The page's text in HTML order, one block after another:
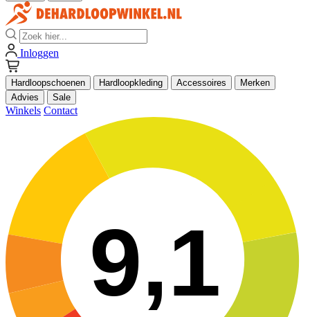
Zoek
Inloggen
Hardloopschoenen Hardloopkleding Accessoires
Merken
Advies
Sale
Winkels Contact
9,1